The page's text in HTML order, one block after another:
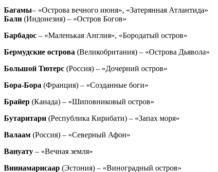
Багамы– «Острова вечного июня», «Затерянная Атлантида»
Бали (Индонезия) – «Остров Богов»
Барбадос – «Маленькая Англия», «Бородатый остров»
Бермудские острова (Великобритания) – «Острова Дьявола»
Большой Тютерс (Россия) – «Дочерний остров»
Бора-Бора (Франция) – «Созданные боги»
Брайер (Канада) – «Шиповниковый остров»
Бутаритари (Республика Кирибати) – «Запах моря»
Валаам (Россия) – «Северный Афон»
Вануату – «Вечная земля»
Виинамарисаар (Эстония) – «Виноградный остров»